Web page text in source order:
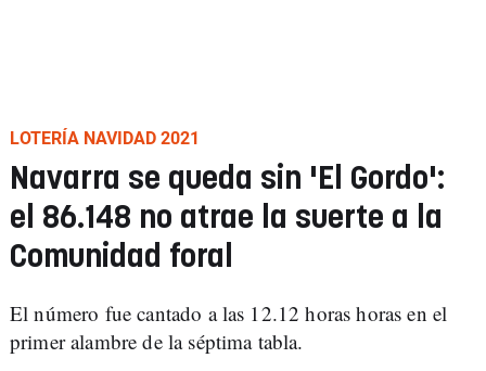
LOTERÍA NAVIDAD 2021
Navarra se queda sin 'El Gordo':
el 86.148 no atrae la suerte a la
Comunidad foral
El número fue cantado a las 12.12 horas horas en el
primer alambre de la séptima tabla.